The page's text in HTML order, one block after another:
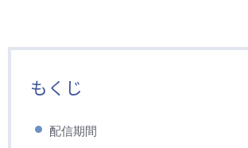
もくじ
配信期間